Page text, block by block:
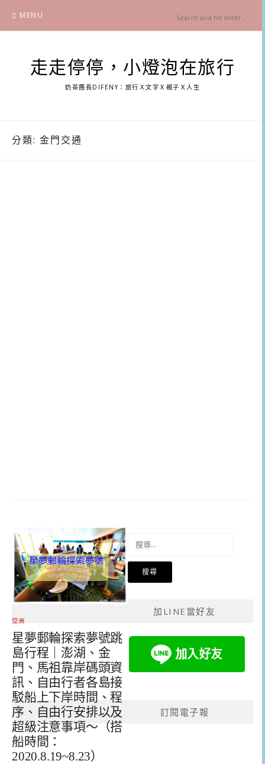
content
MENU
走走停停，小燈泡在旅行
奶茶團長DIFENY：旅行Ｘ文字Ｘ親子Ｘ人生
分類: 金門交通
亞洲
星夢郵輪探索夢號跳
島行程｜澎湖、金
門、馬祖靠岸碼頭資
訊、自由行者各島接
駁船上下岸時間、程
序、自由行安排以及
超級注意事項～（搭
船時間：
2020.8.19~8.23）
關
加LINE當好友
訂閱電子報